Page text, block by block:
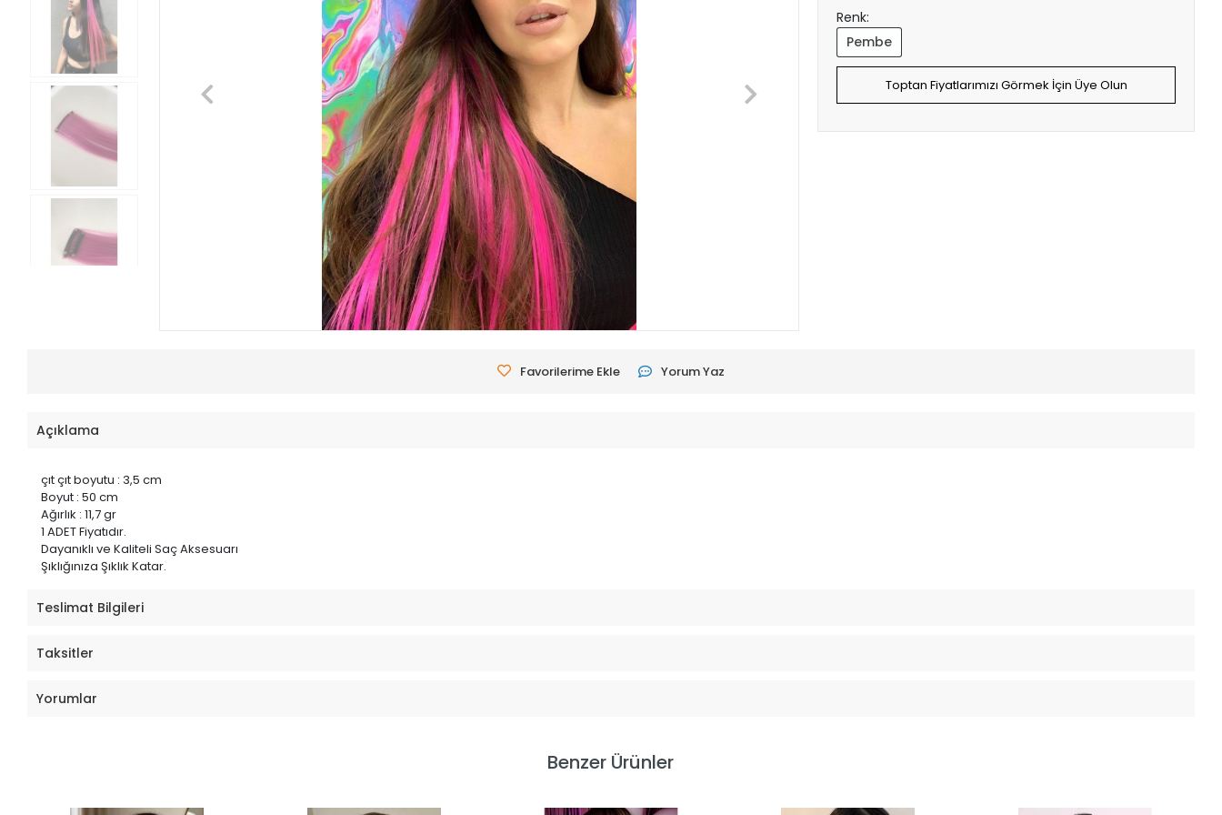
Renk:
Pembe
Toptan Fiyatlarımızı Görmek İçin Üye Olun
Favorilerime Ekle Yorum Yaz
Açıklama
çıt çıt boyutu : 3,5 cm
Boyut : 50 cm
Ağırlık : 11,7 gr
1 ADET Fiyatıdır.
Dayanıklı ve Kaliteli Saç Aksesuarı
Şıklığınıza Şıklık Katar.
Teslimat Bilgileri
Taksitler
Yorumlar
Benzer Ürünler